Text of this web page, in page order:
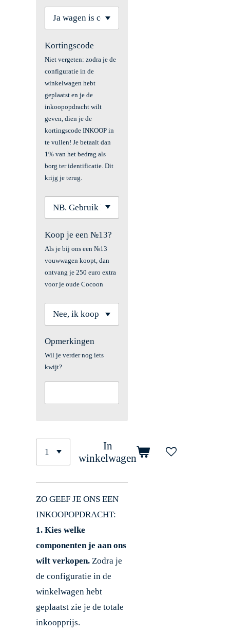
Kortingscode
Niet vergeten: zodra je de
configuratie in de
winkelwagen hebt
geplaatst en je de
inkoopopdracht wilt
geven, dien je de
kortingscode INKOOP in
te vullen! Je betaalt dan
1% van het bedrag als
borg ter identificatie. Dit
krijg je terug.
Koop je een №13?
Als je bij ons een №13
vouwwagen koopt, dan
ontvang je 250 euro extra
voor je oude Cocoon
Opmerkingen
Wil je verder nog iets
kwijt?
In
winkelwagen
ZO GEEF JE ONS EEN
INKOOPOPDRACHT:
1. Kies welke
componenten je aan ons
wilt verkopen. Zodra je
de configuratie in de
winkelwagen hebt
geplaatst zie je de totale
inkoopprijs.